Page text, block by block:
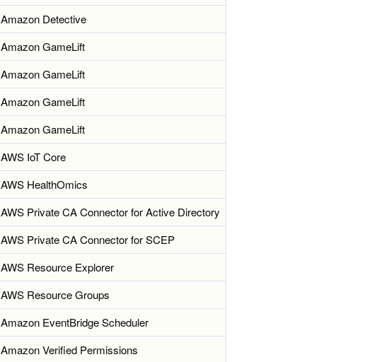
Amazon Detective
Amazon GameLift
Amazon GameLift
Amazon GameLift
Amazon GameLift
AWS IoT Core
AWS HealthOmics
AWS Private CA Connector for Active Directory
AWS Private CA Connector for SCEP
AWS Resource Explorer
AWS Resource Groups
Amazon EventBridge Scheduler
Amazon Verified Permissions